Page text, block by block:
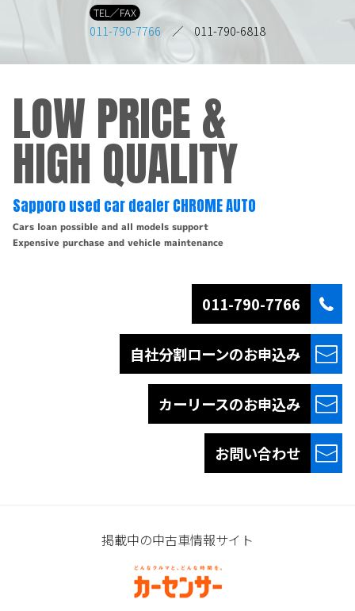
TEL／FAX
011-790-7766 ／ 011-790-6818
LOW PRICE &
HIGH QUALITY
Sapporo used car dealer CHROME AUTO
Cars loan possible and all models support
Expensive purchase and vehicle maintenance
011-790-7766
自社分割ローンのお申込み
カーリースのお申込み
お問い合わせ
掲載中の中古車情報サイト